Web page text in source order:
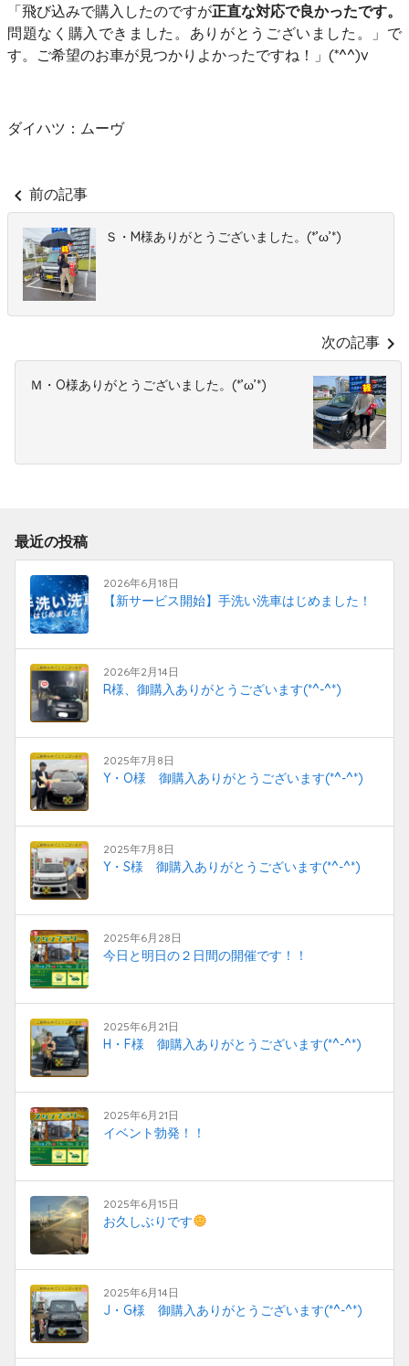
「飛び込みで購入したのですが正直な対応で良かったです。
問題なく購入できました。ありがとうございました。」で
す。ご希望のお車が見つかりよかったですね！」(*^^)v
ダイハツ：ムーヴ
chevron_left 前の記事
Ｓ・M様ありがとうございました。(*’ω’*)
次の記事 chevron_right
Ｍ・O様ありがとうございました。(*’ω’*)
最近の投稿
2026年6月18日
【新サービス開始】手洗い洗車はじめました！
2026年2月14日
R様、御購入ありがとうございます(*^-^*)
2025年7月8日
Y・O様 御購入ありがとうございます(*^-^*)
2025年7月8日
Y・S様 御購入ありがとうございます(*^-^*)
2025年6月28日
今日と明日の２日間の開催です！！
2025年6月21日
H・F様 御購入ありがとうございます(*^-^*)
2025年6月21日
イベント勃発！！
2025年6月15日
お久しぶりです
2025年6月14日
J・G様 御購入ありがとうございます(*^-^*)